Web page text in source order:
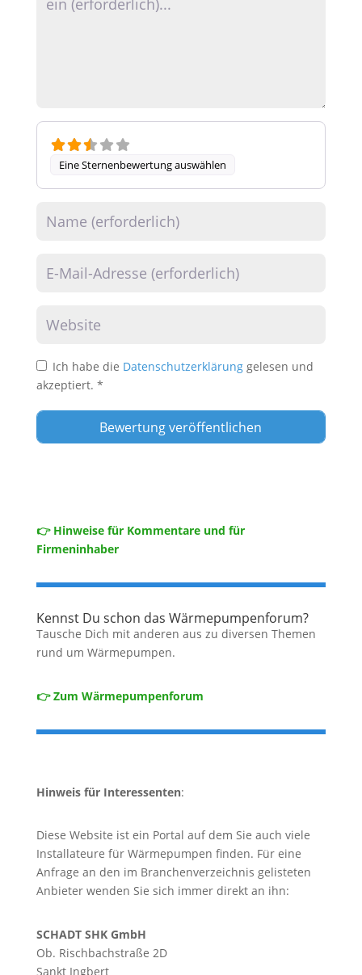
Eine Sternenbewertung auswählen
Ich habe die Datenschutzerklärung gelesen und
akzeptiert. *
👉 Hinweise für Kommentare und für
Firmeninhaber
Kennst Du schon das Wärmepumpenforum?
Tausche Dich mit anderen aus zu diversen Themen
rund um Wärmepumpen.
👉 Zum Wärmepumpenforum
Hinweis für Interessenten:
Diese Website ist ein Portal auf dem Sie auch viele
Installateure für Wärmepumpen finden. Für eine
Anfrage an den im Branchenverzeichnis gelisteten
Anbieter wenden Sie sich immer direkt an ihn:
SCHADT SHK GmbH
Ob. Rischbachstraße 2D
Sankt Ingbert